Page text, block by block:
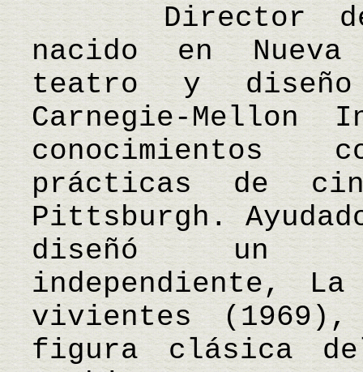
Director de
nacido en
teatro y
Carnegie-
conocimientos
prácticas de
Pittsburgh.
diseñó un
independiente,
vivientes (1969),
figura clásica